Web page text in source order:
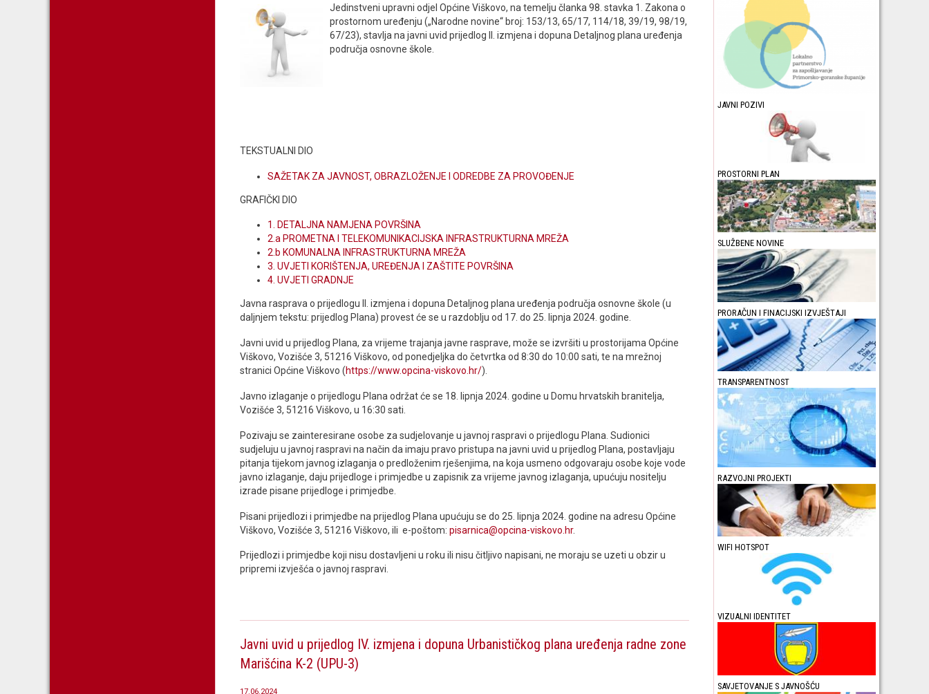
Jedinstveni upravni odjel Općine Viškovo, na temelju članka 98. stavka 1. Zakona o
prostornom uređenju („Narodne novine“ broj: 153/13, 65/17, 114/18, 39/19, 98/19,
67/23), stavlja na javni uvid prijedlog II. izmjena i dopuna Detaljnog plana uređenja
područja osnovne škole.
TEKSTUALNI DIO
SAŽETAK ZA JAVNOST, OBRAZLOŽENJE I ODREDBE ZA PROVOĐENJE
GRAFIČKI DIO
1. DETALJNA NAMJENA POVRŠINA
2.a PROMETNA I TELEKOMUNIKACIJSKA INFRASTRUKTURNA MREŽA
2.b KOMUNALNA INFRASTRUKTURNA MREŽA
3. UVJETI KORIŠTENJA, UREĐENJA I ZAŠTITE POVRŠINA
4. UVJETI GRADNJE
Javna rasprava o prijedlogu II. izmjena i dopuna Detaljnog plana uređenja područja osnovne škole (u
daljnjem tekstu: prijedlog Plana) provest će se u razdoblju od 17. do 25. lipnja 2024. godine.
Javni uvid u prijedlog Plana, za vrijeme trajanja javne rasprave, može se izvršiti u prostorijama Općine
Viškovo, Vozišće 3, 51216 Viškovo, od ponedjeljka do četvrtka od 8:30 do 10:00 sati, te na mrežnoj
stranici Općine Viškovo (https://www.opcina-viskovo.hr/).
Javno izlaganje o prijedlogu Plana održat će se 18. lipnja 2024. godine u Domu hrvatskih branitelja,
Vozišće 3, 51216 Viškovo, u 16:30 sati.
Pozivaju se zainteresirane osobe za sudjelovanje u javnoj raspravi o prijedlogu Plana. Sudionici
sudjeluju u javnoj raspravi na način da imaju pravo pristupa na javni uvid u prijedlog Plana, postavljaju
pitanja tijekom javnog izlaganja o predloženim rješenjima, na koja usmeno odgovaraju osobe koje vode
javno izlaganje, daju prijedloge i primjedbe u zapisnik za vrijeme javnog izlaganja, upućuju nositelju
izrade pisane prijedloge i primjedbe.
Pisani prijedlozi i primjedbe na prijedlog Plana upućuju se do 25. lipnja 2024. godine na adresu Općine
Viškovo, Vozišće 3, 51216 Viškovo, ili e-poštom: pisarnica@opcina-viskovo.hr.
Prijedlozi i primjedbe koji nisu dostavljeni u roku ili nisu čitljivo napisani, ne moraju se uzeti u obzir u
pripremi izvješća o javnoj raspravi.
Javni uvid u prijedlog IV. izmjena i dopuna Urbanističkog plana uređenja radne zone
Marišćina K-2 (UPU-3)
17.06.2024
JAVNI POZIVI
PROSTORNI PLAN
SLUŽBENE NOVINE
PRORAČUN I FINACIJSKI IZVJEŠTAJI
TRANSPARENTNOST
RAZVOJNI PROJEKTI
WIFI HOTSPOT
VIZUALNI IDENTITET
SAVJETOVANJE S JAVNOŠĆU